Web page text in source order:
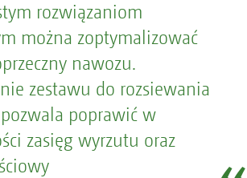
rozwiązaniom
można zoptymalizować
nawozu.
zestawu do rozsiewania
poprawić w
zasięg wyrzutu oraz